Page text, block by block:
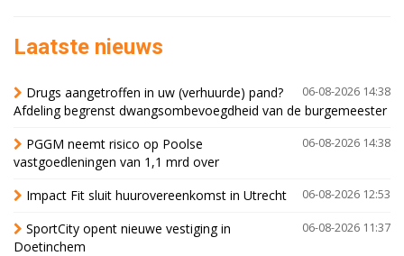
Laatste nieuws
06-08-2026 14:38
Drugs aangetroffen in uw (verhuurde) pand?
Afdeling begrenst dwangsombevoegdheid van de burgemeester
06-08-2026 14:38
PGGM neemt risico op Poolse
vastgoedleningen van 1,1 mrd over
06-08-2026 12:53
Impact Fit sluit huurovereenkomst in Utrecht
06-08-2026 11:37
SportCity opent nieuwe vestiging in
Doetinchem